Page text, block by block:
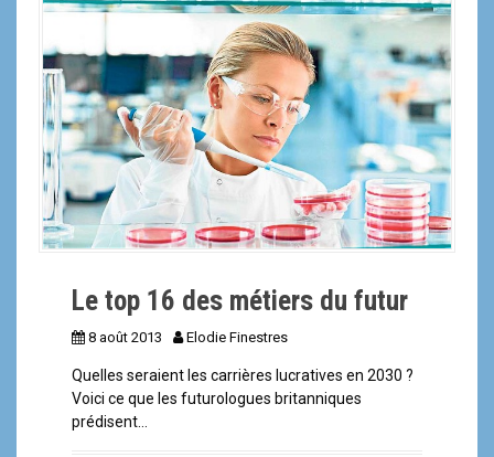
Le top 16 des métiers du futur
8 août 2013 Elodie Finestres
Quelles seraient les carrières lucratives en 2030 ?
Voici ce que les futurologues britanniques
prédisent…